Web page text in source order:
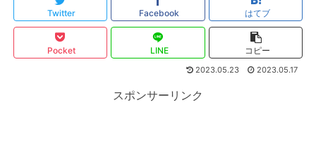
Twitter Facebook はてブ
Pocket LINE コピー
2023.05.23 2023.05.17
スポンサーリンク